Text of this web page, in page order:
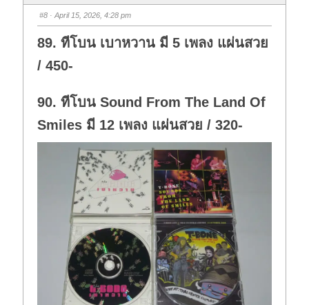
d
o
n
.
u
p
#8 · April 15, 2026, 4:28 pm
89. ทีโบน เบาหวาน มี 5 เพลง แผ่นสวย
/ 450-
90. ทีโบน Sound From The Land Of
Smiles มี 12 เพลง แผ่นสวย / 320-